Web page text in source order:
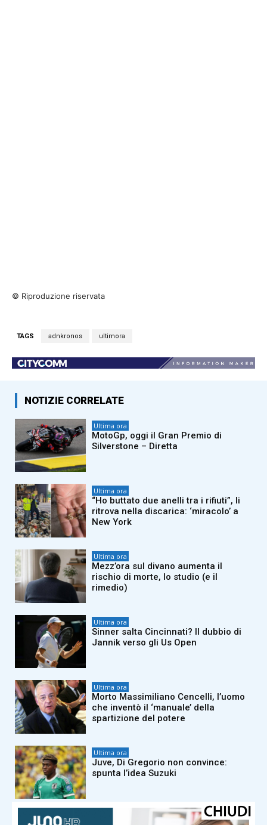
© Riproduzione riservata
TAGS adnkronos ultimora
NOTIZIE CORRELATE
Ultima ora
MotoGp, oggi il Gran Premio di
Silverstone – Diretta
Ultima ora
“Ho buttato due anelli tra i rifiuti”, li
ritrova nella discarica: ‘miracolo’ a
New York
Ultima ora
Mezz’ora sul divano aumenta il
rischio di morte, lo studio (e il
rimedio)
Ultima ora
Sinner salta Cincinnati? Il dubbio di
Jannik verso gli Us Open
Ultima ora
Morto Massimiliano Cencelli, l’uomo
che inventò il ‘manuale’ della
spartizione del potere
Ultima ora
Juve, Di Gregorio non convince:
spunta l’idea Suzuki